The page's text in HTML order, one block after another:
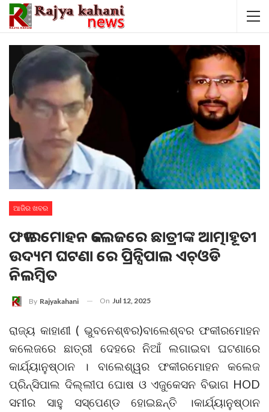
ଆଜିର ଖବର
ଫକୀରମୋହନ କଲେଜରେ ଛାତ୍ରୀଙ୍କ ଆତ୍ମାହୂତୀ
ଉଦ୍ୟମ ଘଟଣା ରେ ପ୍ରିନ୍ସିପାଲ ଏଚ୍‌ଓଡି
ନିଲମ୍ବିତ
By Rajyakahani On Jul 12, 2025
ରାଜ୍ୟ କାହାଣୀ ( ଭୁବନେଶ୍ଵର)ବାଲେଶ୍ବର ଫକୀରମୋହନ
କଲେଜରେ ଛାତ୍ରୀ ଦେହରେ ନିଆଁ ଲଗାଇବା ଘଟଣାରେ
କାର୍ଯ୍ୟାନୁଷ୍ଠାନ । ବାଲେଶ୍ୱର ଫକୀରମୋହନ କଲେଜ
ପ୍ରିନ୍ସିପାଲ ଦିଲ୍ଲୀପ ଘୋଷ ଓ ଏଜୁକେସନ ବିଭାଗ HOD
ସମୀର ସାହୁ ସସ୍‌ପେଣ୍ଡ ହୋଇଛନ୍ତି ।କାର୍ଯ୍ୟାନୁଷ୍ଠାନ